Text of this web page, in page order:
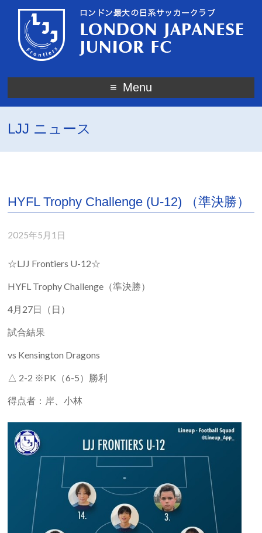
Menu
LJJ ニュース
HYFL Trophy Challenge (U-12) （準決勝）
2025年5月1日
☆LJJ Frontiers U-12☆
HYFL Trophy Challenge（準決勝）
4月27日（日）
試合結果
vs Kensington Dragons
△ 2-2 ※PK（6-5）勝利
得点者：岸、小林